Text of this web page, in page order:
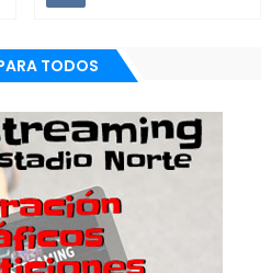
TODOS